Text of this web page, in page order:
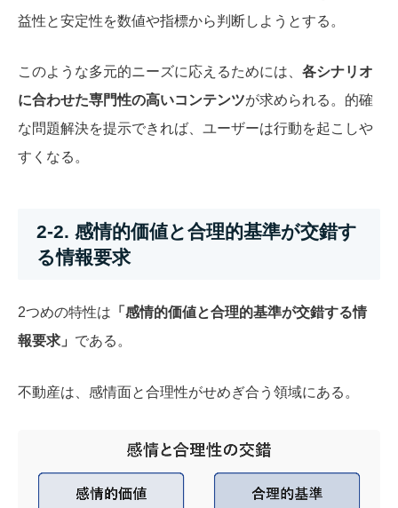
益性と安定性を数値や指標から判断しようとする。
このような多元的ニーズに応えるためには、 各シナリオ
に合わせた専門性の高いコンテンツが求められる。的確
な問題解決を提示できれば、ユーザーは行動を起こしや
すくなる。
2-2. 感情的価値と合理的基準が交錯す
る情報要求
2つめの特性は 「感情的価値と合理的基準が交錯する情
報要求」 である。
不動産は、感情面と合理性がせめぎ合う領域にある。